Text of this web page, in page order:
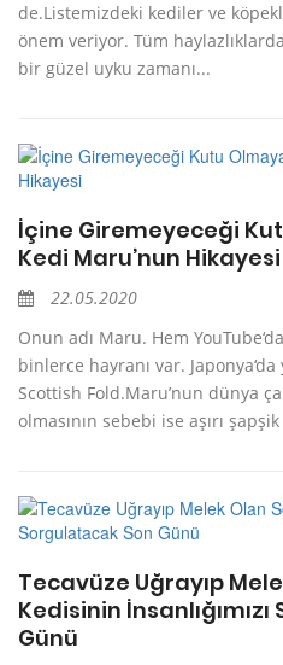
de.Listemizdeki kediler ve
önem veriyor. Tüm
bir güzel uyku zamanı...
İçine Giremeyeceği
Kedi Maru’nun Hikayesi
22.05.2020
Onun adı Maru. Hem
binlerce hayranı var.
Scottish Fold.Maru’nun dünya
olmasının sebebi ise aşırı
Tecavüze Uğrayıp
Kedisinin
Günü